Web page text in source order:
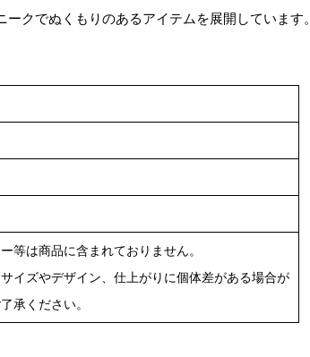
クでぬくもりのあるアイテムを展開しています。
等は商品に含まれておりません。
イズやデザイン、仕上がりに個体差がある場合が
承ください。